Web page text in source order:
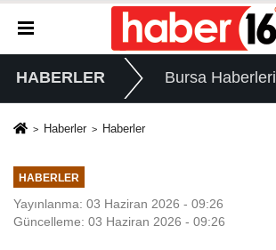
HABERLER Bursa Haberleri
Haberler Haberler
HABERLER
Yayınlanma: 03 Haziran 2026 - 09:26
Güncelleme: 03 Haziran 2026 - 09:26